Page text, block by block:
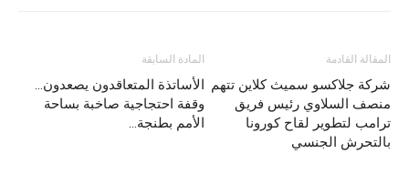
المادة السابقة
الأساتذة المتعاقدون يصعدون…
وقفة احتجاجية صاخبة بساحة
الأمم بطنجة…
المقالة القادمة
شركة جلاكسو سميث كلاين تتهم
منصف السلاوي رئيس فريق
ترامب لتطوير لقاح كورونا
بالتحرش الجنسي